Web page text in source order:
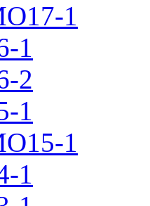
1
1
2
1
1
1